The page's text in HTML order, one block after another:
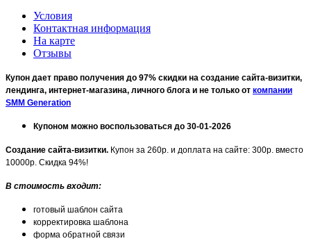
Условия
Контактная информация
На карте
Отзывы
Купон дает право получения до 97% скидки на создание сайта-визитки,
лендинга, интернет-магазина, личного блога и не только от компании
SMM Generation
Купоном можно воспользоваться до 30-01-2026
Создание сайта-визитки. Купон за 260р. и доплата на сайте: 300р. вместо
10000р. Скидка 94%!
В стоимость входит:
готовый шаблон сайта
корректировка шаблона
форма обратной связи